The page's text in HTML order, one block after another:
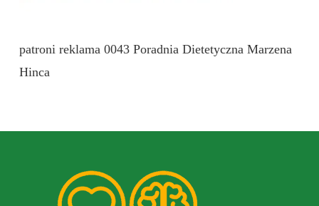
patroni reklama 0043 Poradnia Dietetyczna Marzena
Hinca